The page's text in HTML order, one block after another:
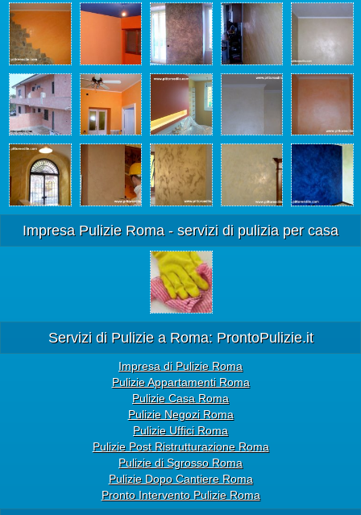
Impresa Pulizie Roma - servizi di pulizia per casa
Servizi di Pulizie a Roma: ProntoPulizie.it
Impresa di Pulizie Roma
Pulizie Appartamenti Roma
Pulizie Casa Roma
Pulizie Negozi Roma
Pulizie Uffici Roma
Pulizie Post Ristrutturazione Roma
Pulizie di Sgrosso Roma
Pulizie Dopo Cantiere Roma
Pronto Intervento Pulizie Roma